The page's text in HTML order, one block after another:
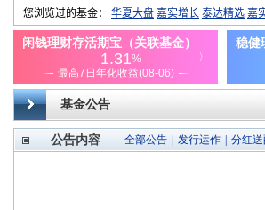
基金公告
公告内容 全部公告 发行运作 分红